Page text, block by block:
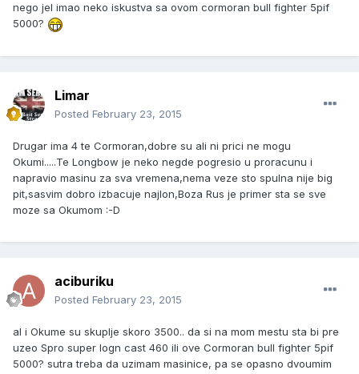
nego jel imao neko iskustva sa ovom cormoran bull fighter 5pif
5000?
Limar
Posted February 23, 2015
Drugar ima 4 te Cormoran,dobre su ali ni prici ne mogu
Okumi.....Te Longbow je neko negde pogresio u proracunu i
napravio masinu za sva vremena,nema veze sto spulna nije big
pit,sasvim dobro izbacuje najlon,Boza Rus je primer sta se sve
moze sa Okumom :-D
aciburiku
Posted February 23, 2015
al i Okume su skuplje skoro 3500.. da si na mom mestu sta bi pre
uzeo Spro super logn cast 460 ili ove Cormoran bull fighter 5pif
5000? sutra treba da uzimam masinice, pa se opasno dvoumim